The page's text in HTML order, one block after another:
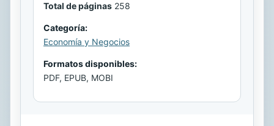
Total de páginas 258
Categoría:
Economía y Negocios
Formatos disponibles:
PDF, EPUB, MOBI